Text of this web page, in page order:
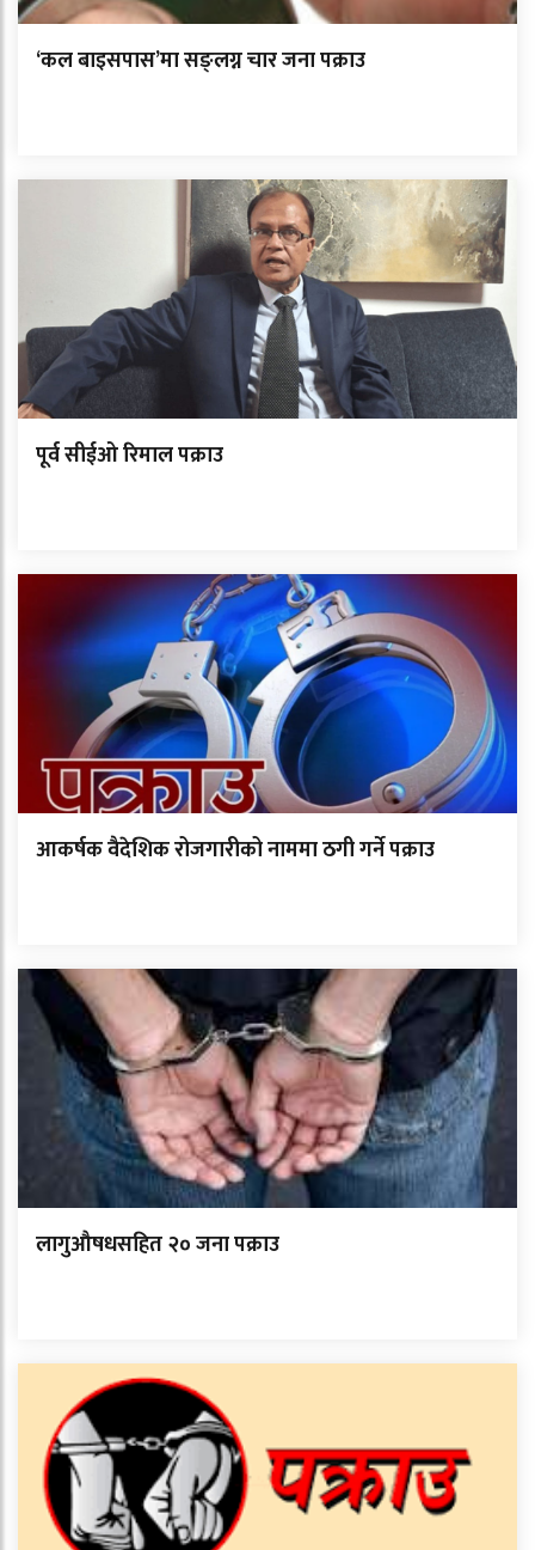
‘कल बाइसपास’मा सङ्लग्न चार जना पक्राउ
पूर्व सीईओ रिमाल पक्राउ
आकर्षक वैदेशिक रोजगारीको नाममा ठगी गर्ने पक्राउ
लागुऔषधसहित २० जना पक्राउ